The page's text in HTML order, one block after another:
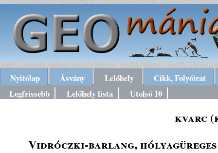
Nyitólap Ásvány Lelőhely
Cikk, Folyóirat
Legfrissebb
Lelőhely lista Utolsó 10
kvarc
Vidróczki-barlang,